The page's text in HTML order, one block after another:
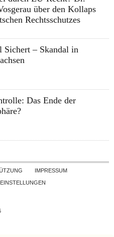
über den Kollaps
Rechtsschutzes
Sichert – Skandal in
Das Ende der
Skip to contentIMPRESSUM